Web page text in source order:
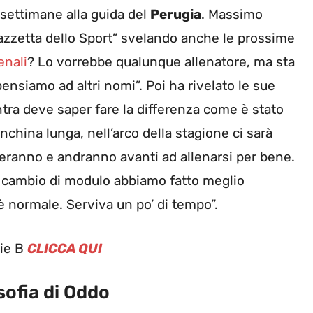
alla guida del Perugia. Massimo
dello Sport” svelando anche le prossime
? Lo vorrebbe qualunque allenatore, ma sta
ad altri nomi”. Poi ha rivelato le sue
deve saper fare la differenza come è stato
lunga, nell’arco della stagione ci sarà
e andranno avanti ad allenarsi per bene.
di modulo abbiamo fatto meglio
Serviva un po’ di tempo”.
B CLICCA QUI
di Oddo